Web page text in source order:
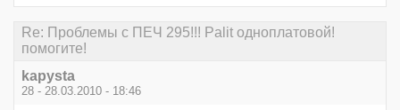
Re: Проблемы с ПЕЧ 295!!! Palit одноплатовой!
помогите!
kapysta
28 - 28.03.2010 - 18:46